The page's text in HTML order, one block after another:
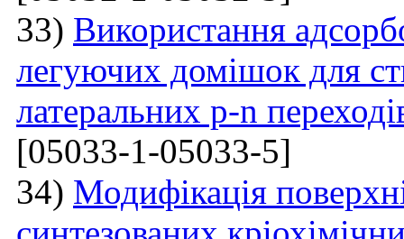
33) Використання
легуючих домішок для
латеральних p-n
[05033-1-05033-5]
34) Модифікація